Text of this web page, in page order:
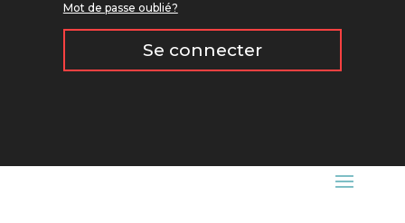
Mot de passe oublié?
Se connecter